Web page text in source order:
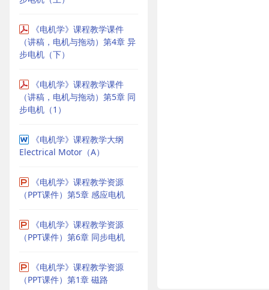
《电机学》课程教学课件
（讲稿，电机与拖动）第4章 异
步电机（下）
《电机学》课程教学课件
（讲稿，电机与拖动）第5章 同
步电机（1）
《电机学》课程教学大纲
Electrical Motor（A）
《电机学》课程教学资源
（PPT课件）第5章 感应电机
《电机学》课程教学资源
（PPT课件）第6章 同步电机
《电机学》课程教学资源
（PPT课件）第1章 磁路